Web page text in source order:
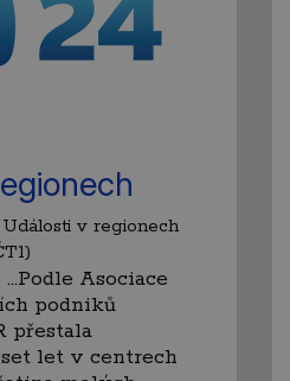
v regionech
Asociace
podniků
přestala
let v centrech